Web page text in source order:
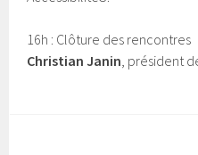
16h : Clôture des rencontres
Christian Janin , président